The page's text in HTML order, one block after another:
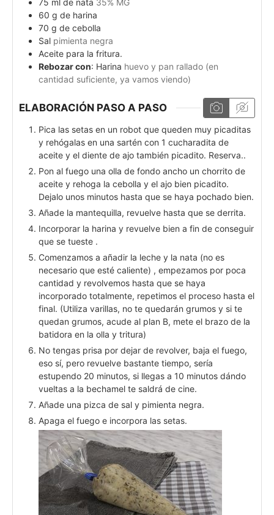
60 g de harina
70 g de cebolla
Sal pimienta negra
Aceite para la fritura.
Rebozar con: Harina huevo y pan rallado (en
cantidad suficiente, ya vamos viendo)
ELABORACIÓN PASO A PASO
Pica las setas en un robot que queden muy picaditas
y rehógalas en una sartén con 1 cucharadita de
aceite y el diente de ajo también picadito. Reserva..
Pon al fuego una olla de fondo ancho un chorrito de
aceite y rehoga la cebolla y el ajo bien picadito.
Dejalo unos minutos hasta que se haya pochado bien.
Añade la mantequilla, revuelve hasta que se derrita.
Incorporar la harina y revuelve bien a fin de conseguir
que se tueste .
Comenzamos a añadir la leche y la nata (no es
necesario que esté caliente) , empezamos por poca
cantidad y revolvemos hasta que se haya
incorporado totalmente, repetimos el proceso hasta el
final. (Utiliza varillas, no te quedarán grumos y si te
quedan grumos, acude al plan B, mete el brazo de la
batidora en la olla y tritura)
No tengas prisa por dejar de revolver, baja el fuego,
eso sí, pero revuelve bastante tiempo, sería
estupendo 20 minutos, si llegas a 10 minutos dándo
vueltas a la bechamel te saldrá de cine.
Añade una pizca de sal y pimienta negra.
Apaga el fuego e incorpora las setas.